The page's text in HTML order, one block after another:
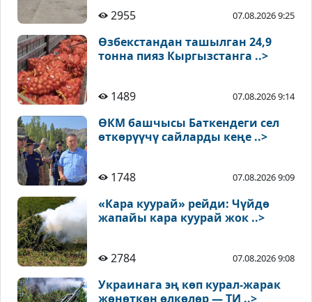
2955 07.08.2026 9:25
Өзбекстандан ташылган 24,9
тонна пияз Кыргызстанга ..>
1489 07.08.2026 9:14
ӨКМ башчысы Баткендеги сел
өткөрүүчү сайларды кеңе ..>
1748 07.08.2026 9:09
«Кара куурай» рейди: Чүйдө
жапайы кара куурай жок ..>
2784 07.08.2026 9:08
Украинага эң көп курал-жарак
жөнөткөн өлкөлөр — ТИ ..>